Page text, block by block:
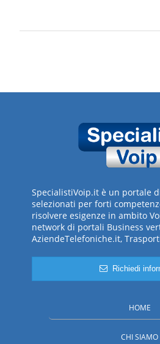
SpecialistiVoip.it è un portale
selezionati per forti
risolvere esigenze in ambito
network di portali Business
AziendeTelefoniche.it,
Richiedi
HOME
CHI SIAMO